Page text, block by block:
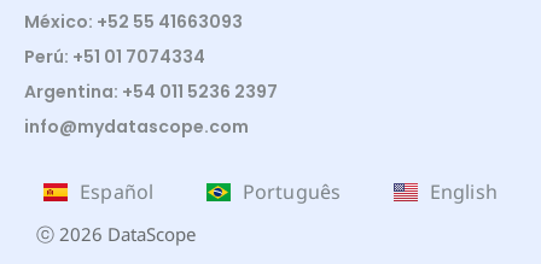
México: +52 55 41663093
Perú: +51 01 7074334
Argentina: +54 011 5236 2397
info@mydatascope.com
Español Português English
ⓒ 2026 DataScope